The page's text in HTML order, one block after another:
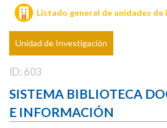
Listado general de unidades de
Unidad de Investigación
ID: 603
SISTEMA BIBLIOTECA
E INFORMACIÓN